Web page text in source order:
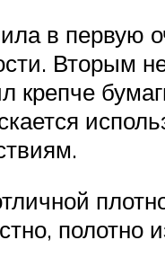
в первую
Вторым
крепче
полотно